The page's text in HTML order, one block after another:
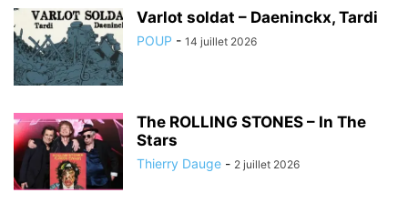
Varlot soldat – Daeninckx, Tardi
POUP - 14 juillet 2026
The ROLLING STONES – In The
Stars
Thierry Dauge - 2 juillet 2026